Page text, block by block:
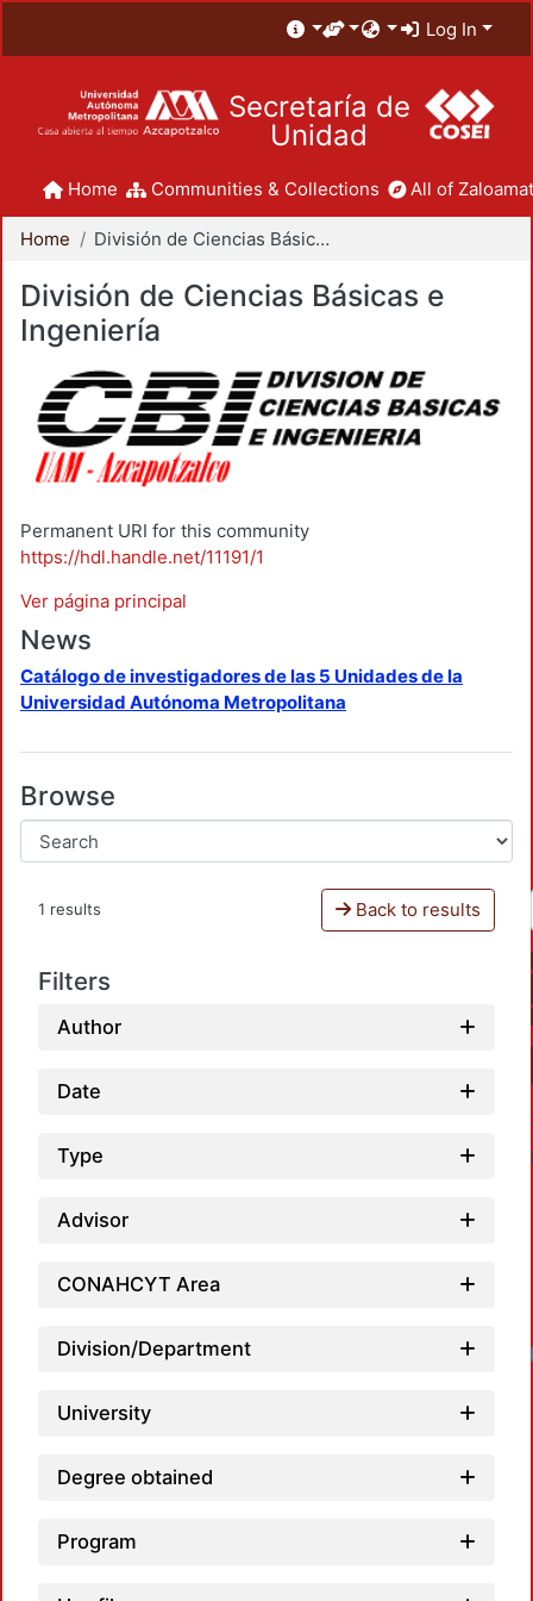
Log In
Secretaría de
Unidad
Home Communities & Collections All of
Home División de Ciencias Básicas e Ingeniería
División de Ciencias Básicas e
Ingeniería
Permanent URI for this community
https://hdl.handle.net/11191/1
Ver página principal
News
Catálogo de investigadores de las 5 Unidades de la
Universidad Autónoma Metropolitana
Browse
1 results Back to results
Filters
Author
Date
Type
Advisor
CONAHCYT Area
Division/Department
University
Degree obtained
Program